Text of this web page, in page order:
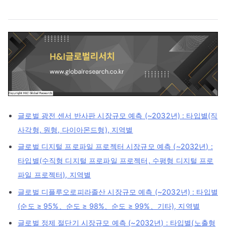
글로벌 광전 센서 반사판 시장규모 예측 (~2032년) : 타입별(직
사각형, 원형, 다이아몬드형), 지역별
글로벌 디지털 프로파일 프로젝터 시장규모 예측 (~2032년) :
타입별(수직형 디지털 프로파일 프로젝터, 수평형 디지털 프로
파일 프로젝터), 지역별
글로벌 디플루오로피라졸산 시장규모 예측 (~2032년) : 타입별
(순도 ≥ 95%、순도 ≥ 98%、순도 ≥ 99%、기타), 지역별
글로벌 정제 절단기 시장규모 예측 (~2032년) : 타입별(노출형